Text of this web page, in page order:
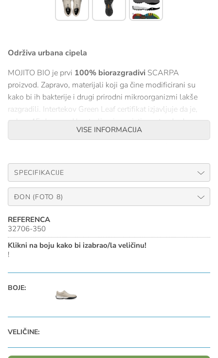
Održiva urbana cipela
MOJITO BIO je prvi 100% biorazgradivi SCARPA
proizvod. Zapravo, materijali koji ga čine modificirani su
kako bi ih bakterije i drugi prirodni mikroorganizmi lakše
razgradili. Intertekov Green Leaf certifikat izjavljuje da je,
nakon 45 dana pod kontroliranim uvjetima standarda
ASTM D5511, postotak biorazgradnje materijala đona,
Certificirano 100% biorazgradivo
Pojednostavljen dizajn za smanjenje otpadaka
Korak ispred održivosti
VISE INFORMACIJA
SPECIFIKACIJE
ĐON (FOTO 8)
REFERENCA
32706-350
Klikni na boju kako bi izabrao/la veličinu!
!
BOJE:
VELIČINE: